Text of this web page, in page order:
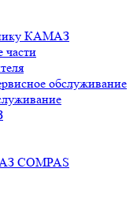
КАМАЗ
части
обслуживание
COMPAS